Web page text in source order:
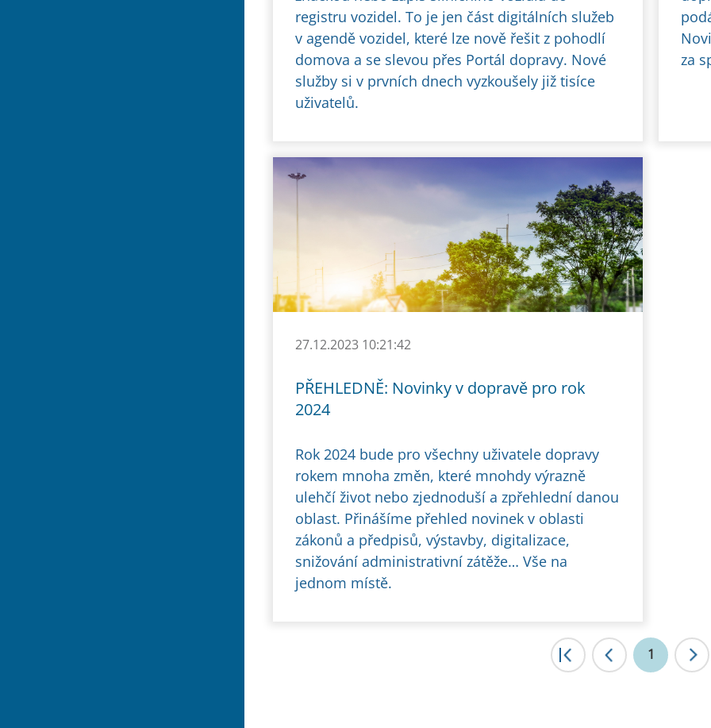
registru vozidel. To je jen část digitálních služeb
v agendě vozidel, které lze nově řešit z pohodlí
domova a se slevou přes Portál dopravy. Nové
služby si v prvních dnech vyzkoušely již tisíce
uživatelů.
za
27.12.2023 10:21:42
PŘEHLEDNĚ: Novinky v dopravě pro rok
2024
Rok 2024 bude pro všechny uživatele dopravy
rokem mnoha změn, které mnohdy výrazně
ulehčí život nebo zjednoduší a zpřehlední danou
oblast. Přinášíme přehled novinek v oblasti
zákonů a předpisů, výstavby, digitalizace,
snižování administrativní zátěže… Vše na
jednom místě.
|< 1